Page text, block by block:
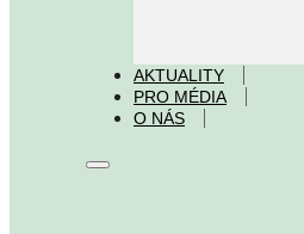
AKTUALITY
PRO MÉDIA
O NÁS